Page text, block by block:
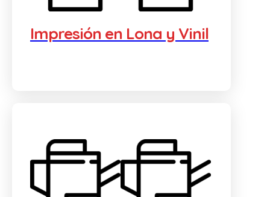
Impresión en Lona y Vinil